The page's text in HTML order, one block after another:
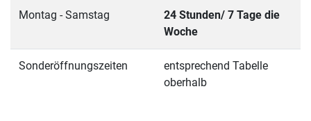
Montag - Samstag
24 Stunden/ 7 Tage die
Woche
Sonderöffnungszeiten
entsprechend Tabelle
oberhalb